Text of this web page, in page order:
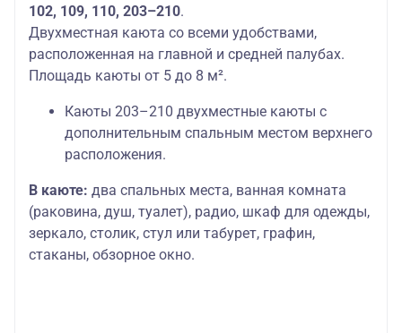
102, 109, 110, 203–210.
Двухместная каюта со всеми удобствами,
расположенная на главной и средней палубах.
Площадь каюты от 5 до 8 м².
Каюты 203–210 двухместные каюты с
дополнительным спальным местом верхнего
расположения.
В каюте: два спальных места, ванная комната
(раковина, душ, туалет), радио, шкаф для одежды,
зеркало, столик, стул или табурет, графин,
стаканы, обзорное окно.